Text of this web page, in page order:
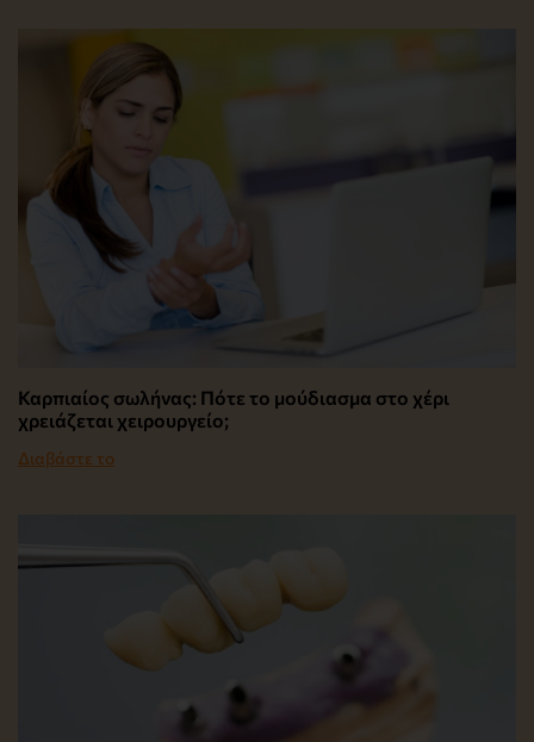
Καρπιαίος σωλήνας: Πότε το μούδιασμα στο χέρι
χρειάζεται χειρουργείο;
Διαβάστε το